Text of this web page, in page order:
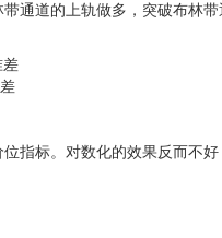
通道的上轨做多，突破布林带
差
指标。对数化的效果反而不